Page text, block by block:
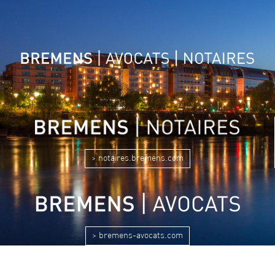
> notaires.bremens.com
> bremens-avocats.com